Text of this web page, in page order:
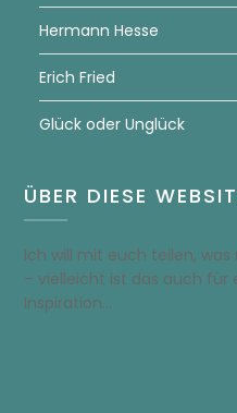
Hermann Hesse
Erich Fried
Glück oder Unglück
ÜBER DIESE
Ich will mit euch teilen,
– vielleicht ist das auch für
Inspiration…